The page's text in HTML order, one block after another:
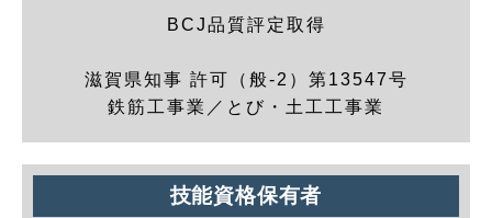
BCJ品質評定取得
滋賀県知事 許可（般-2）第13547号
鉄筋工事業／とび・土工工事業
技能資格保有者